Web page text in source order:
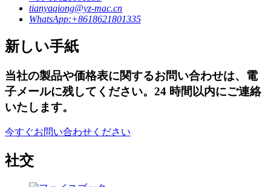
tianyaqiong@yz-mac.cn
WhatsApp:+8618621801335
新しい手紙
当社の製品や価格表に関するお問い合わせは、電
子メールに残してください。24 時間以内にご連絡
いたします。
今すぐお問い合わせください
社交